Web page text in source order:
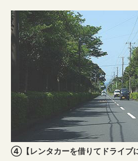
④【レンタカーを借りてドライブ